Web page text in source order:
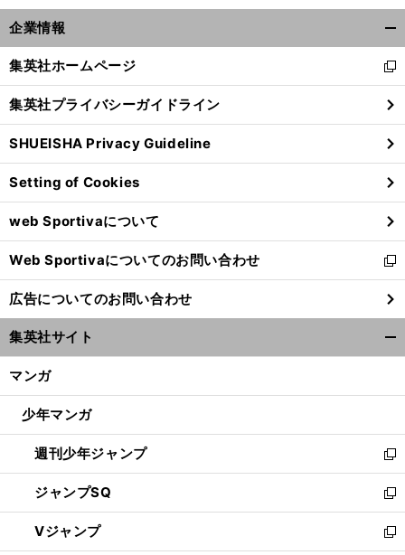
前
企業情報
閉
る
集英社ホームページ
新
し
い
ウ
ィ
ン
ド
ウ
で
開
く
集英社プライバシーガイドライン
SHUEISHA Privacy Guideline
Setting of Cookies
web Sportivaについて
Web Sportivaについてのお問い合わせ
新
し
い
ウ
ィ
ン
ウ
開
く
広告についてのお問い合わせ
集英社サイト
マンガ
少年マンガ
週刊少年ジャンプ
新
し
い
ウ
ィ
ジャンプSQ
新
し
い
Vジャンプ
新